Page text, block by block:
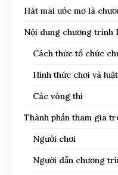
Hát mãi ước mơ là
Nội dung chương trình
Cách thức tổ chức
Hình thức chơi và
Các vòng thi
Thành phần tham gia
Người chơi
Người dẫn chương